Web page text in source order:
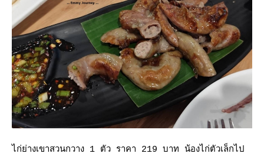
ไก่ย่างเขาสวนกวาง 1 ตัว ราคา 219 บาท น้องไก่ตัวเล็กไป